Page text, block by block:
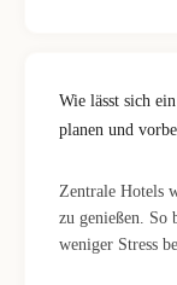
Wie lässt sich
planen und
Zentrale Hotels
zu genießen. So
weniger Stress